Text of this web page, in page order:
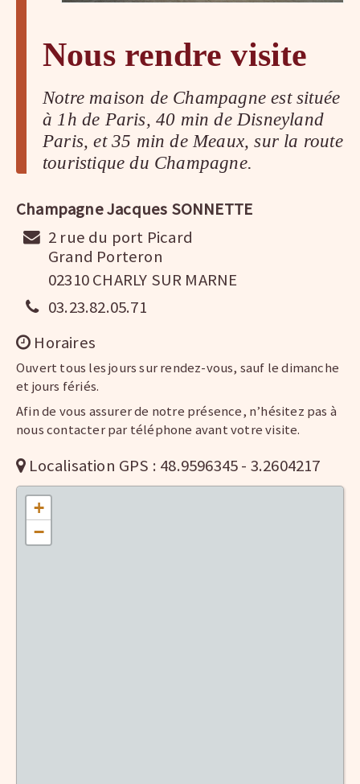
Nous rendre visite
Notre maison de Champagne est située
à 1h de Paris, 40 min de Disneyland
Paris, et 35 min de Meaux, sur la route
touristique du Champagne.
Champagne Jacques SONNETTE
2 rue du port Picard
Grand Porteron
02310 CHARLY SUR MARNE
03.23.82.05.71
Horaires
Ouvert tous les jours sur rendez-vous, sauf le dimanche
et jours fériés.
Afin de vous assurer de notre présence, n’hésitez pas à
nous contacter par téléphone avant votre visite.
Localisation GPS : 48.9596345 - 3.2604217
+
−